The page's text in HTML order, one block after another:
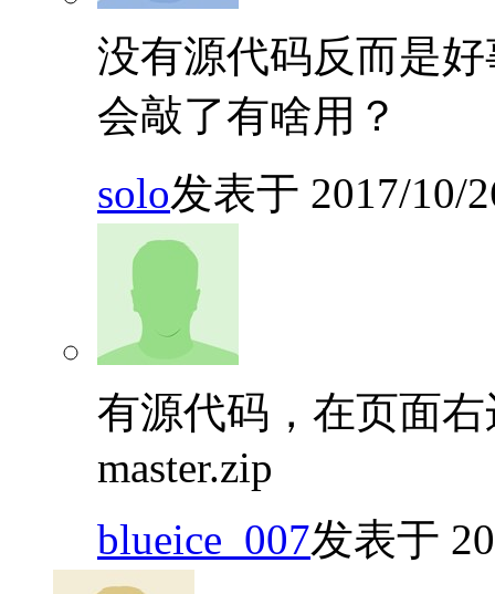
没有源代码反而是
会敲了有啥用？
solo发表于 2017/10/
有源代码，在页面右
master.zip
blueice_007发表于